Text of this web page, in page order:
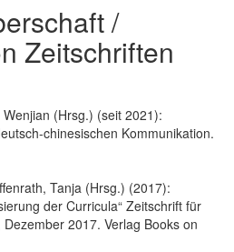
/
Zeitschriften
(Hrsg.) (seit 2021):
chinesischen Kommunikation.
Tanja (Hrsg.) (2017):
der Curricula“ Zeitschrift für
2017. Verlag Books on